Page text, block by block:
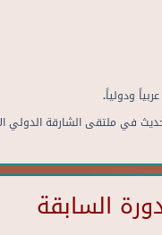
عربياً ودولياً.
في ملتقىالشارقةالدولي
السابقة